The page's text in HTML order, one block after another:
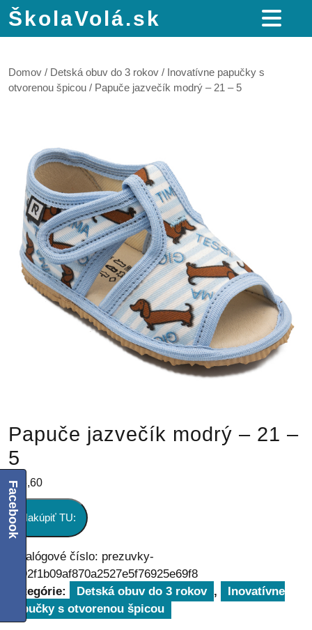
ŠkolaVolá.sk
Domov / Detská obuv do 3 rokov / Inovatívne papučky s
otvorenou špicou / Papuče jazvečík modrý – 21 – 5
Papuče jazvečík modrý – 21 –
5
€26,60
Nakúpiť TU:
Katalógové číslo: prezuvky-
7892f1b09af870a2527e5f76925e69f8
Kategórie:
Detská obuv do 3 rokov ,
Inovatívne
papučky s otvorenou špicou
Facebook